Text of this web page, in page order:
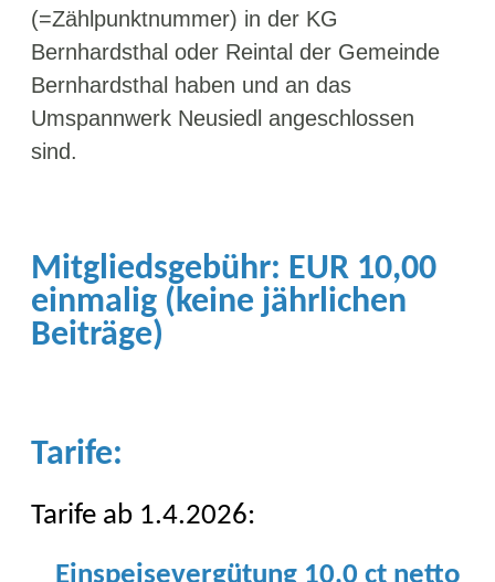
(=Zählpunktnummer) in der KG
Bernhardsthal oder Reintal der Gemeinde
Bernhardsthal haben und an das
Umspannwerk Neusiedl angeschlossen
sind.
Mitgliedsgebühr: EUR 10,00
einmalig (keine jährlichen
Beiträge)
Tarife:
Tarife ab 1.4.2026: